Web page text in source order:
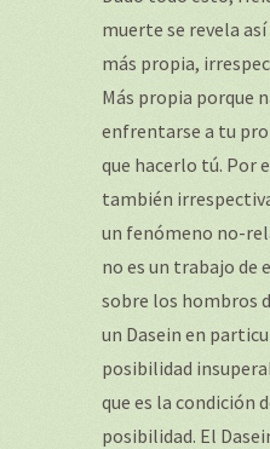
muerte se revela
más propia,
Más propia porque
enfrentarse a tu
que hacerlo tú. Por
también
un fenómeno no-
no es un trabajo de
sobre los hombros
un Dasein en
posibilidad
que es la condición
posibilidad. El